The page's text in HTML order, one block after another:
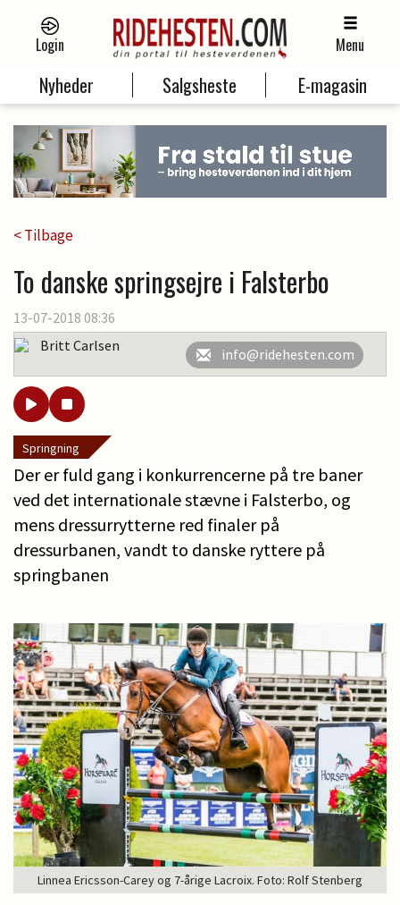
Login Menu
Nyheder Salgsheste E-magasin
< Tilbage
To danske springsejre i Falsterbo
13-07-2018 08:36
Britt Carlsen
info@ridehesten.com
Springning
Der er fuld gang i konkurrencerne på tre baner
ved det internationale stævne i Falsterbo, og
mens dressurrytterne red finaler på
dressurbanen, vandt to danske ryttere på
springbanen
Linnea Ericsson-Carey og 7-årige Lacroix. Foto: Rolf Stenberg